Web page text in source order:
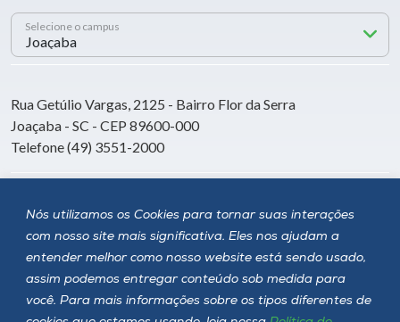
Nós utilizamos os Cookies para tornar suas interações
com nosso site mais significativa. Eles nos ajudam a
entender melhor como nosso website está sendo usado,
assim podemos entregar conteúdo sob medida para
você. Para mais informações sobre os tipos diferentes de
Selecione o campus
Rua Getúlio Vargas, 2125 - Bairro Flor da Serra
Joaçaba - SC - CEP 89600-000
Telefone (49) 3551-2000
Siga a Unoesc